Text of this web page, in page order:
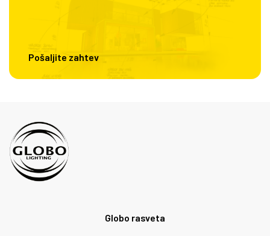
Pošaljite zahtev
Globo rasveta